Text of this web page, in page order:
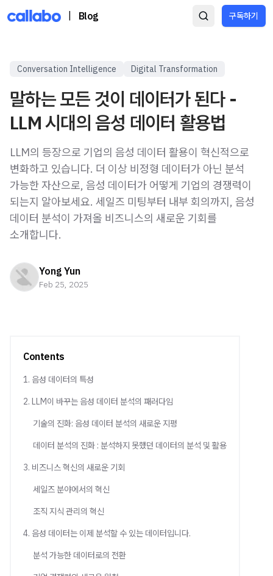
Blog 구독하기
Conversation Intelligence Digital Transformation
말하는 모든 것이 데이터가 된다 -
LLM 시대의 음성 데이터 활용법
LLM의 등장으로 기업의 음성 데이터 활용이 혁신적으로
변화하고 있습니다. 더 이상 비정형 데이터가 아닌 분석
가능한 자산으로, 음성 데이터가 어떻게 기업의 경쟁력이
되는지 알아보세요. 세일즈 미팅부터 내부 회의까지, 음성
데이터 분석이 가져올 비즈니스의 새로운 기회를
소개합니다.
Yong Yun
Feb 25, 2025
Contents
1. 음성 데이터의 특성
2. LLM이 바꾸는 음성 데이터 분석의 패러다임
기술의 진화: 음성 데이터 분석의 새로운 지평
데이터 분석의 진화 : 분석하지 못했던 데이터의 분석 및 활용
3. 비즈니스 혁신의 새로운 기회
세일즈 분야에서의 혁신
조직 지식 관리의 혁신
4. 음성 데이터는 이제 분석할 수 있는 데이터입니다.
분석 가능한 데이터로의 전환